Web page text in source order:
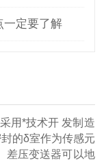
一定要了解
用*技术开 发制造
的δ室作为传感元
差压变送器可以地